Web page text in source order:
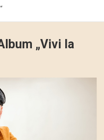
„Vivi la